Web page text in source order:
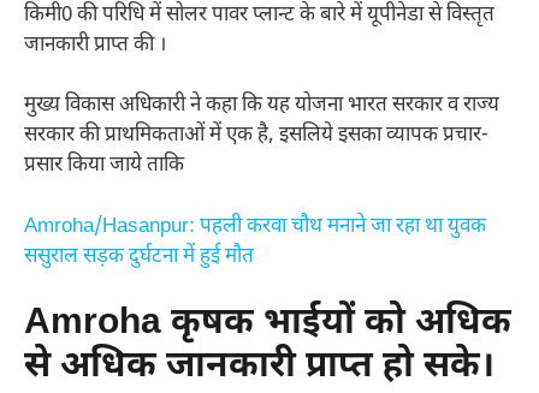
किमी0 की परिधि में सोलर पावर प्लान्ट के बारे में यूपीनेडा से विस्तृत
जानकारी प्राप्त की ।
मुख्य विकास अधिकारी ने कहा कि यह योजना भारत सरकार व राज्य
सरकार की प्राथमिकताओं में एक है, इसलिये इसका व्यापक प्रचार-
प्रसार किया जाये ताकि
Amroha/Hasanpur: पहली करवा चौथ मनाने जा रहा था युवक
ससुराल सड़क दुर्घटना में हुई मौत
Amroha कृषक भाईयों को अधिक
से अधिक जानकारी प्राप्त हो सके।